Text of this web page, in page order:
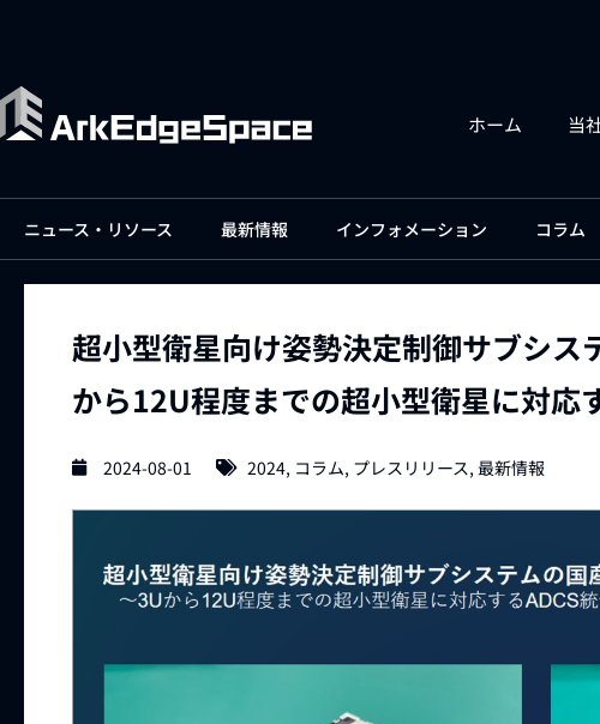
ホーム 当
ニュース・リソース 最新情報 インフォメーション コラム
超小型衛星向け姿勢決定制御サブシス
から12U程度までの超小型衛星に対応
2024-08-01 2024, コラム, プレスリリース, 最新情報